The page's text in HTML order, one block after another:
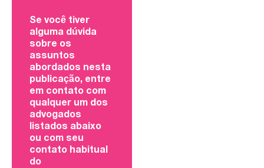
Se você tiver
alguma dúvida
sobre os
assuntos
abordados nesta
publicação, entre
em contato com
qualquer um dos
advogados
listados abaixo
ou com seu
contato habitual
do